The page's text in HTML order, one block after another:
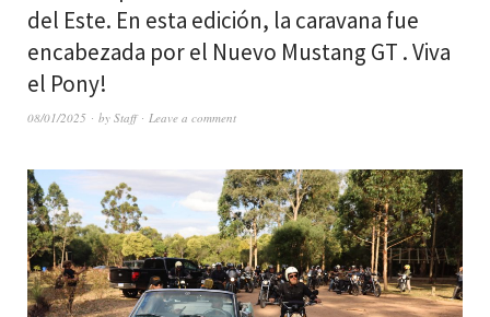
del Este. En esta edición, la caravana fue
encabezada por el Nuevo Mustang GT . Viva
el Pony!
08/01/2025 by Staff Leave a comment